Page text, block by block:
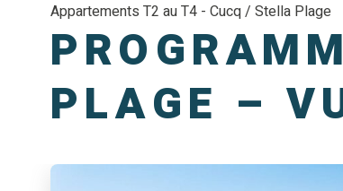
Appartements T2 au T4 - Cucq / Stella Plage
PLAGE –